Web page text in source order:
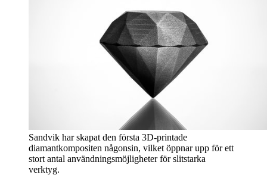
Sandvik har skapat den första 3D-printade
diamantkompositen någonsin, vilket öppnar upp för ett
stort antal användningsmöjligheter för slitstarka
verktyg.